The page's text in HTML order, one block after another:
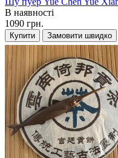
В наявності
1090 грн.
Купити Замовити швидко